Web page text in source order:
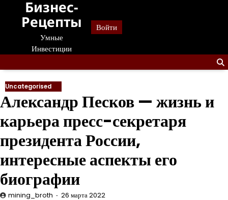
Перейти
содержанию
Бизнес-
Рецепты
Умные
Инвестиции
Войти
Uncategorised
Александр Песков — жизнь и
карьера пресс-секретаря
президента России,
интересные аспекты его
биографии
mining_broth 26 марта 2022